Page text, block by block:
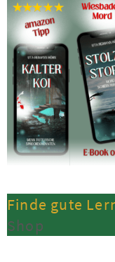
Finde gute
Shop